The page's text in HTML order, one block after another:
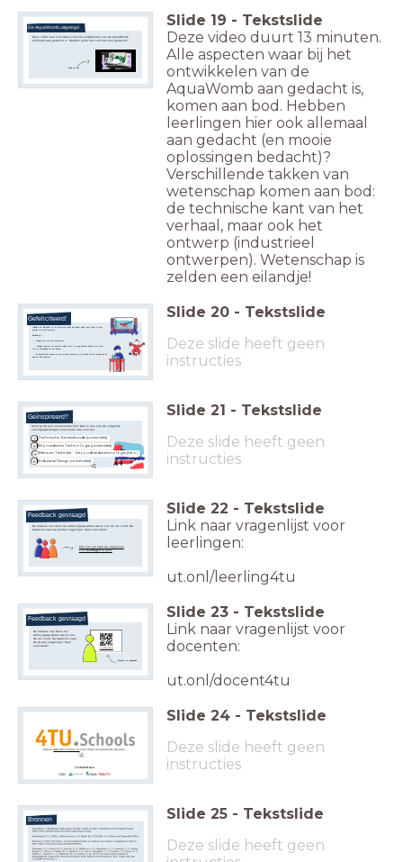
De AquaWomb uitgelegd
Deze video laat zien waar er bij het ontwikkelen van de AquaWomb
allemaal aan gedacht is. Hadden jullie hier zelf ook aan gedacht?
Bekijk de video
Slide 19 - Tekstslide
Deze video duurt 13 minuten.
Alle aspecten waar bij het
ontwikkelen van de
AquaWomb aan gedacht is,
komen aan bod. Hebben
leerlingen hier ook allemaal
aan gedacht (en mooie
oplossingen bedacht)?
Verschillende takken van
wetenschap komen aan bod:
de technische kant van het
verhaal, maar ook het
ontwerp (industrieel
ontwerpen). Wetenschap is
zelden een eilandje!
Gefeliciteerd!
Hopelijk is het jullie gelukt om de premature baby wat langer 'onder water' door te laten
groeien in de watercouveuse.
Nu kun je...
... uitleggen wat een watercouveuse is.
... uitleggen waarom zo’n innovatie nodig is voor te vroeg geboren baby’s (met name
voor de ontwikkeling van hun longen).
... de basisfuncties benoemen van de watercouveuse enis je kennis van de werking van de
placenta flink opgefrist.
Slide 20 - Tekstslide
Deze slide heeft geen
instructies
Geïnspireerd?
Vond je dit een interessante les? Dan is één van de volgende
vervolgopleidingen misschien iets voor jou.
Technische Geneeskunde (universiteit)
Biomedische Technologie (universiteit)
Mens en Techniek - Gezondheidstechnologie (hbo)
Industrial Design (universiteit)
Slide 21 - Tekstslide
Deze slide heeft geen
instructies
De makers van deze les willen graag weten wat je van de les vond. Ga
daarvoor naar de (korte) vragenlijst. Heel veel dank!
Feedback gevraagd
Klik hier om naar de vragenlijst
voorleerlingente gaan
Slide 22 - Tekstslide
Link naar vragenlijst voor
leerlingen:
ut.onl/leerling4tu
De makers van deze les
willen graag weten wat je van
de les vond. Ga daarvoor naar
de (korte) vragenlijst. Heel
veel dank!
Feedback gevraagd
Vragenlijst voordocenten
ut.onl/docent4tu
Slide 23 - Tekstslide
Link naar vragenlijst voor
docenten:
ut.onl/docent4tu
Checkwww.4tuschools.nl voor meer inspirerende lessen!
Slide 24 - Tekstslide
Deze slide heeft geen
instructies
Bronnen Slide 25 - Tekstslide
Deze slide heeft geen